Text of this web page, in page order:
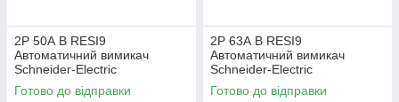
2P 50А B RESI9
Автоматичний вимикач
Schneider-Electric
двополюсний, R9F02250,
модульний Шнайдер автомат
Готово до відправки
2P 63А B RESI9
Автоматичний вимикач
Schneider-Electric
двополюсний, R9F02263,
модульний Шнайдер автомат
Готово до відправки